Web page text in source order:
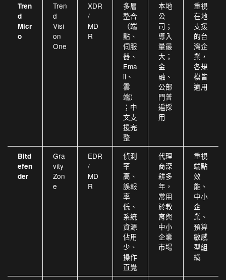
Tren
d
Micr
o
Tren
d
Visi
on
One
XDR
/
MD
R
多層
整合
（端
點、
伺服
器、
Ema
il、
雲
端）
；中
文支
援完
整
本地
公
司；
導入
量最
大；
金
融、
公部
門普
遍採
用
重視
在地
支援
的台
灣企
業，
各規
模皆
適用
Bitd
efen
der
Gra
vity
Zon
e
EDR
/
MD
R
偵測
率
高、
誤報
率
低、
系統
資源
佔用
少、
操作
直覺
代理
商深
耕多
年，
常用
於教
育與
中小
企業
市場
重視
端點
效
能、
中小
企
業、
預算
敏感
型組
織